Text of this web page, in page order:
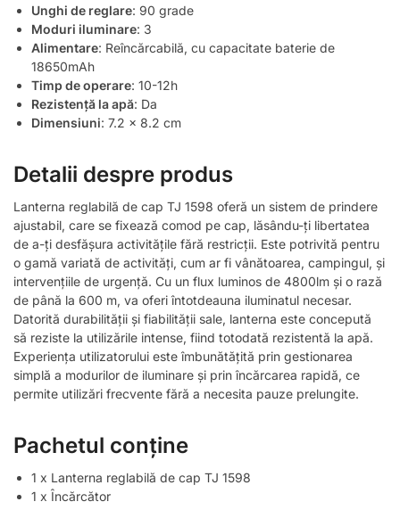
Unghi de reglare: 90 grade
Moduri iluminare: 3
Alimentare: Reîncărcabilă, cu capacitate baterie de
18650mAh
Timp de operare: 10-12h
Rezistență la apă: Da
Dimensiuni: 7.2 x 8.2 cm
Detalii despre produs
Lanterna reglabilă de cap TJ 1598 oferă un sistem de prindere
ajustabil, care se fixează comod pe cap, lăsându-ți libertatea
de a-ți desfășura activitățile fără restricții. Este potrivită pentru
o gamă variată de activități, cum ar fi vânătoarea, campingul, și
intervențiile de urgență. Cu un flux luminos de 4800lm și o rază
de până la 600 m, va oferi întotdeauna iluminatul necesar.
Datorită durabilității și fiabilității sale, lanterna este concepută
să reziste la utilizările intense, fiind totodată rezistentă la apă.
Experiența utilizatorului este îmbunătățită prin gestionarea
simplă a modurilor de iluminare și prin încărcarea rapidă, ce
permite utilizări frecvente fără a necesita pauze prelungite.
Pachetul conține
1 x Lanterna reglabilă de cap TJ 1598
1 x Încărcător